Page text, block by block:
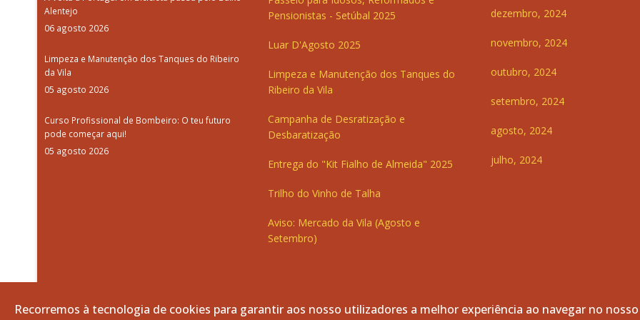
Alentejo
06 agosto 2026
Limpeza e Manutenção dos Tanques do Ribeiro
da Vila
05 agosto 2026
Curso Profissional de Bombeiro: O teu futuro
pode começar aqui!
05 agosto 2026
Pensionistas - Setúbal 2025
Luar D'Agosto 2025
Limpeza e Manutenção dos Tanques do
Ribeiro da Vila
Campanha de Desratização e
Desbaratização
Entrega do "Kit Fialho de Almeida" 2025
Trilho do Vinho de Talha
Aviso: Mercado da Vila (Agosto e
Setembro)
dezembro, 2024
novembro, 2024
outubro, 2024
setembro, 2024
agosto, 2024
julho, 2024
© 2026 Freguesia de Vila de Frades. Todos os direitos reservados.
Recorremos à tecnologia de cookies para garantir aos nosso utilizadores a melhor experiência ao navegar no